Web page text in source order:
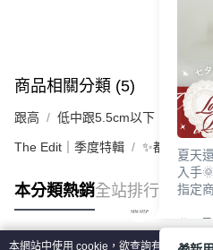
商品相關分類 (5)
跟高 低中跟5.5cm以下
The Edit｜季度特輯 ✨都會
本分類熱銷全站排行
本網站中使用 cookie，欲查詢有關本網站
夏天
入手🌞
指定
🎉 8